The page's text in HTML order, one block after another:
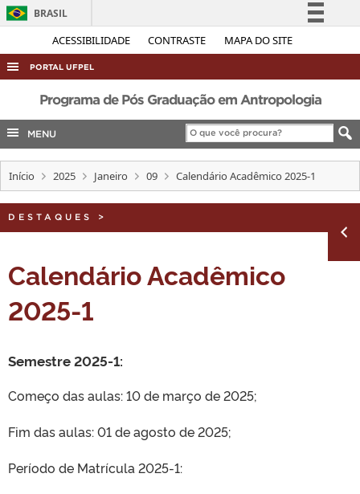
ACESSIBILIDADE CONTRASTE MAPA DO SITE
BRASIL
Simplifique!
Acesso à informação
Legislação
Canais
PORTAL UFPEL
ACESSO À INFORMAÇÃO
AUDITORIA
COBALTO
CONCURSOS
EDITAIS
INTERNACIONAL
PORTARIAS
TELEFONES
Programa de Pós Graduação em Antropologia
MENU
Início 2025 Janeiro 09 Calendário Acadêmico 2025-1
DESTAQUES >
Calendário Acadêmico
2025-1
Semestre 2025-1:
Começo das aulas: 10 de março de 2025;
Fim das aulas: 01 de agosto de 2025;
Período de Matrícula 2025-1: